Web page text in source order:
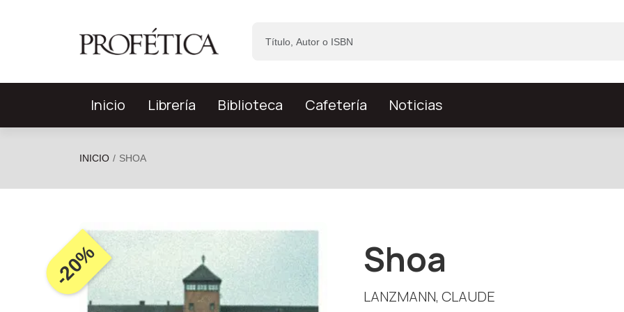
Inicio Librería Biblioteca Cafetería Noticias
INICIO SHOA
-20% Shoa
LANZMANN, CLAUDE